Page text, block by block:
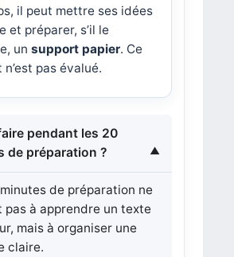
il peut mettre ses idées
et préparer, s’il le
un support papier. Ce
pas évalué.
pendant les 20
de préparation ?
de préparation ne
pas à apprendre un texte
mais à organiser une
claire.